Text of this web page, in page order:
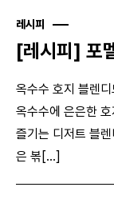
레시피
[레시피] 포
옥수수 호지 블렌
옥수수에 은은한
즐기는 디저트 블
은 볶[...]